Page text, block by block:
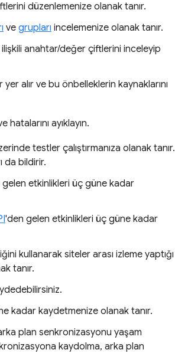
düzenlemenize olanak tanır.
ve grupları incelemenize olanak tanır.
anahtar/değer çiftlerini inceleyip
alır ve bu önbelleklerin kaynaklarını
ayıklayın.
testler çalıştırmanıza olanak tanır.
da bildirir.
etkinlikleri üç güne kadar
'den gelen etkinlikleri üç güne kadar
kullanarak siteler arası izleme yaptığı
tanır.
kadar kaydetmenize olanak tanır.
plan senkronizasyonu yaşam
kaydolma, arka plan